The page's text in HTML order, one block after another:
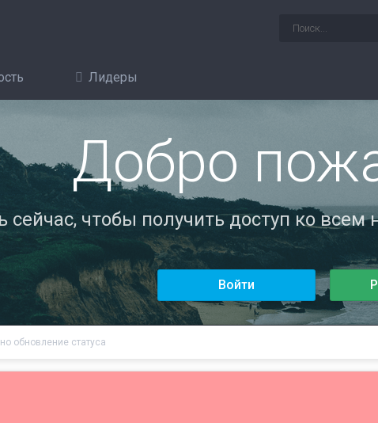
Лидеры
Добро
сейчас, чтобы получить доступ ко
Войти
обновление статуса